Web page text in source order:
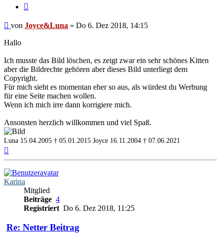
Beitrag
von Joyce&Luna » Do 6. Dez 2018, 14:15
Hallo
Ich musste das Bild löschen, es zeigt zwar ein sehr schönes Kitten
aber die Bildrechte gehören aber dieses Bild unterliegt dem
Copyright.
Für mich sieht es momentan eher so aus, als würdest du Werbung
für eine Seite machen wollen.
Wenn ich mich irre dann korrigiere mich.
Ansonsten herzlich willkommen und viel Spaß.
Luna 15.04.2005 † 05.01.2015 Joyce 16.11.2004 † 07.06.2021
Karina
Mitglied
Beiträge 4
Registriert Do 6. Dez 2018, 11:25
Re: Netter Beitrag